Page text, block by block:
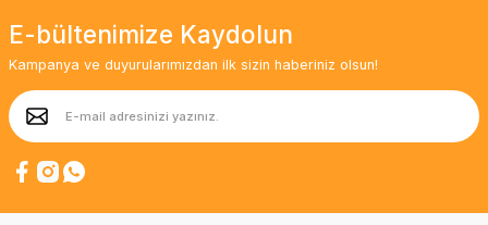
E-bültenimize Kaydolun
Kampanya ve duyurularımızdan ilk sizin haberiniz olsun!